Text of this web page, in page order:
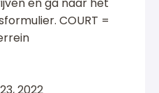
COURT =